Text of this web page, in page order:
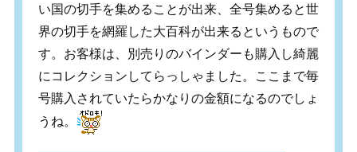
い国の切手を集めることが出来、全号集めると世
界の切手を網羅した大百科が出来るというもので
す。お客様は、別売りのバインダーも購入し綺麗
にコレクションしてらっしゃました。ここまで毎
号購入されていたらかなりの金額になるのでしょ
うね。